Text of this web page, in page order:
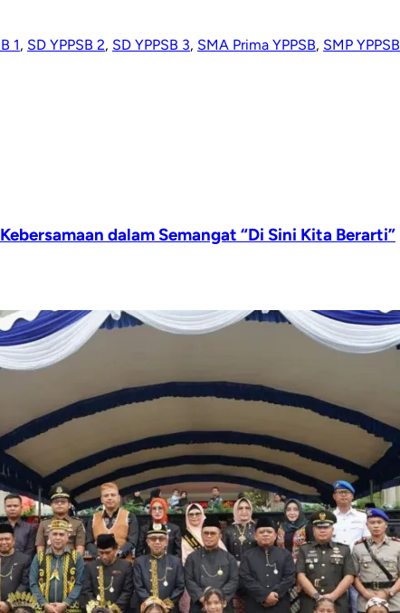
1, SD YPPSB 2, SD YPPSB 3, SMA Prima YPPSB, SMP YPPSB
dalam Semangat “Di Sini Kita Berarti”